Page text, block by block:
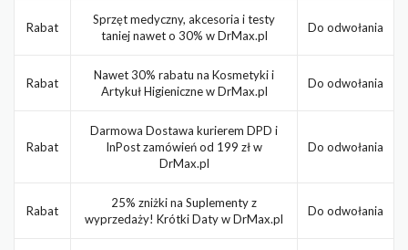
Rabat
Sprzęt medyczny, akcesoria i testy
taniej nawet o 30% w DrMax.pl
Do odwołania
Rabat
Nawet 30% rabatu na Kosmetyki i
Artykuł Higieniczne w DrMax.pl
Do odwołania
Rabat
Darmowa Dostawa kurierem DPD i
InPost zamówień od 199 zł w
DrMax.pl
Do odwołania
Rabat
25% zniżki na Suplementy z
wyprzedaży! Krótki Daty w DrMax.pl
Do odwołania